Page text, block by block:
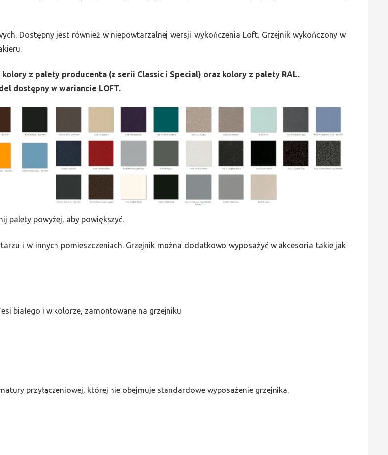
Dostępny jest również w niepowtarzalnej wersji wykończenia Loft. Grzejnik wykończony w
z palety producenta (z serii Classic i Special) oraz kolory z palety RAL.
dostępny w wariancie LOFT.
palety powyżej, aby powiększyć.
i w innych pomieszczeniach. Grzejnik można dodatkowo wyposażyć w akcesoria takie jak
białego i w kolorze, zamontowane na grzejniku
przyłączeniowej, której nie obejmuje standardowe wyposażenie grzejnika.